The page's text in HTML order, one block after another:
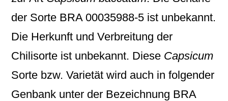
der Sorte BRA 00035988-5 ist unbekannt.
Die Herkunft und Verbreitung der
Chilisorte ist unbekannt. Diese Capsicum
Sorte bzw. Varietät wird auch in folgender
Genbank unter der Bezeichnung BRA